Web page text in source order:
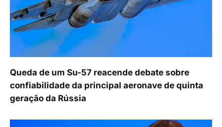
Queda de um Su-57 reacende debate sobre
confiabilidade da principal aeronave de quinta
geração da Rússia